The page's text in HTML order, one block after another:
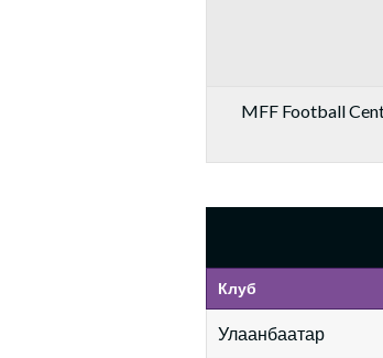
MFF Football
Клуб
Улаанбаатар